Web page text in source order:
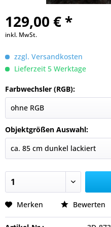
129,00 € *
inkl. MwSt.
zzgl. Versandkosten
Lieferzeit 5 Werktage
Farbwechsler (RGB):
Objektgrößen Auswahl:
Merken Bewerten